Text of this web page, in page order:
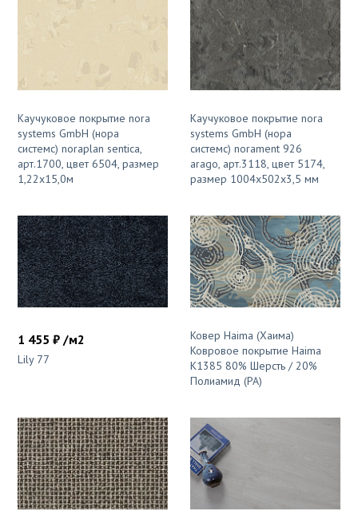
Каучуковое покрытие nora
systems GmbH (нора
системс) noraplan sentica,
арт.1700, цвет 6504, размер
1,22х15,0м
Каучуковое покрытие nora
systems GmbH (нора
системс) norament 926
arago, арт.3118, цвет 5174,
размер 1004х502х3,5 мм
1 455 ₽ /м2
Lily 77
Ковер Haima (Хаима)
Ковровое покрытие Haima
K1385 80% Шерсть / 20%
Полиамид (PA)